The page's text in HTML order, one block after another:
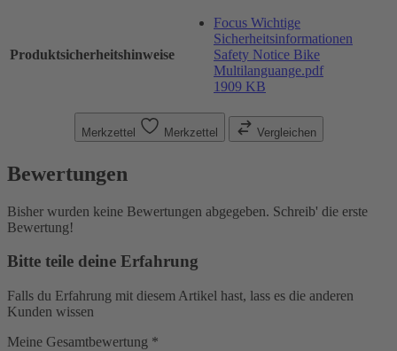
Produktsicherheitshinweise
Focus Wichtige
Sicherheitsinformationen
Safety Notice Bike
Multilanguange.pdf
1909 KB
Merkzettel Merkzettel Vergleichen
Bewertungen
Bisher wurden keine Bewertungen abgegeben. Schreib' die erste
Bewertung!
Bitte teile deine Erfahrung
Falls du Erfahrung mit diesem Artikel hast, lass es die anderen
Kunden wissen
Meine Gesamtbewertung *